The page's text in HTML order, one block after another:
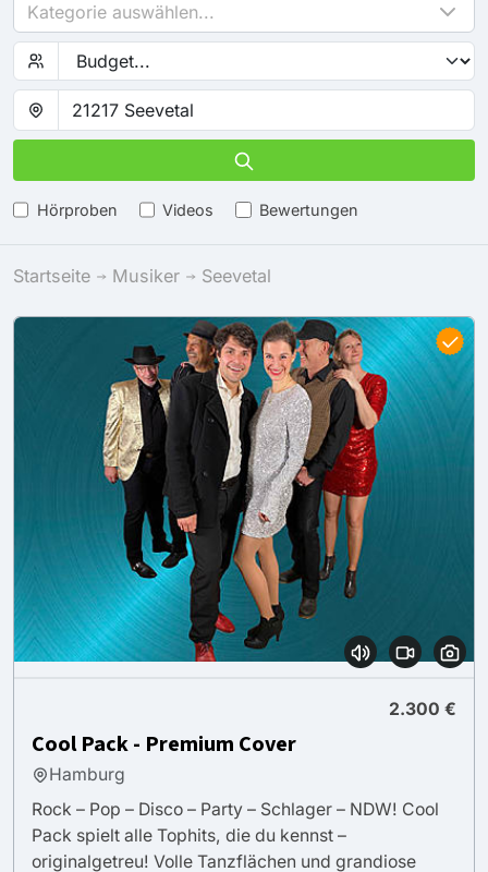
Kategorie auswählen...
Hörproben Videos Bewertungen
Startseite Musiker Seevetal
2.300 €
Cool Pack - Premium Cover
Hamburg
Rock – Pop – Disco – Party – Schlager – NDW! Cool
Pack spielt alle Tophits, die du kennst –
originalgetreu! Volle Tanzflächen und grandiose